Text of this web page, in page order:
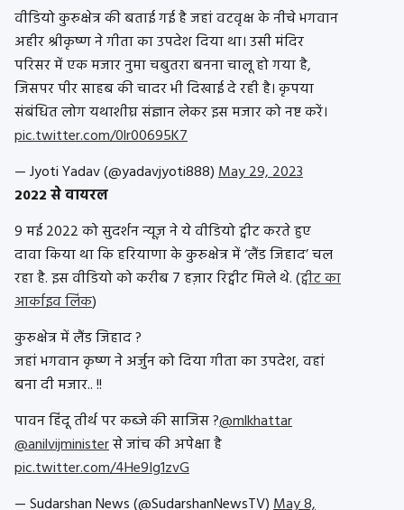
वीडियो कुरुक्षेत्र की बताई गई है जहां वटवृक्ष के नीचे भगवान
अहीर श्रीकृष्ण ने गीता का उपदेश दिया था। उसी मंदिर
परिसर में एक मजार नुमा चबुतरा बनना चालू हो गया है,
जिसपर पीर साहब की चादर भी दिखाई दे रही है। कृपया
संबंधित लोग यथाशीघ्र संज्ञान लेकर इस मजार को नष्ट करें।
pic.twitter.com/0lr00695K7
— Jyoti Yadav (@yadavjyoti888)May 29, 2023
2022 से वायरल
9 मई 2022 को सुदर्शन न्यूज़ ने ये वीडियो ट्वीट करते हुए
दावा किया था कि हरियाणा के कुरुक्षेत्र में ‘लैंड जिहाद’ चल
रहा है. इस वीडियो को करीब 7 हज़ार रिट्वीट मिले थे. (ट्वीट का
आर्काइव लिंक)
कुरुक्षेत्र में लैंड जिहाद ?
जहां भगवान कृष्ण ने अर्जुन को दिया गीता का उपदेश, वहां
बना दी मजार.. !!
पावन हिंदू तीर्थ पर कब्जे की साजिस ?@mlkhattar
@anilvijministerसे जांच की अपेक्षा है
pic.twitter.com/4He9Ig1zvG
— Sudarshan News (@SudarshanNewsTV)May 8,